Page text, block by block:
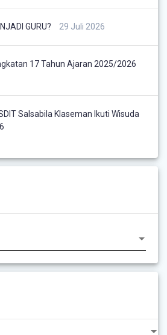
GURU? 29 Juli 2026
17 Tahun Ajaran 2025/2026
Salsabila Klaseman Ikuti Wisuda